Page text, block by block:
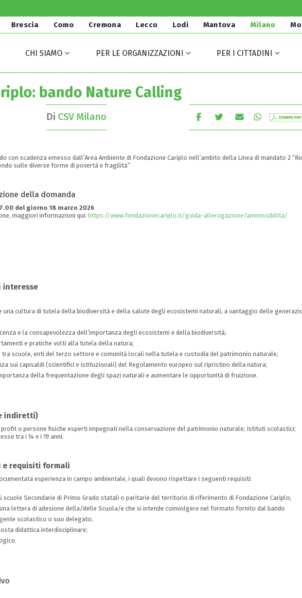
Brescia Como Cremona Lecco Lodi Mantova Milano
CHI SIAMO PER LE ORGANIZZAZIONI PER I CITTADINI
bando Nature Calling
Di CSV Milano
con scadenza emesso dall’Area Ambiente di Fondazione Cariplo nell’ambito della Linea di mandato 2
sulle diverse forme di povertà e fragilità”
della domanda
del giorno 18 marzo 2026
maggiori informazioni qui: https://www.fondazionecariplo.it/guida-allerogazione/ammissibilita/
interesse
una cultura di tutela della biodiversità e della salute degli ecosistemi naturali, a vantaggio delle
e la consapevolezza dell’importanza degli ecosistemi e della biodiversità;
e pratiche volti alla tutela della natura;
scuole, enti del terzo settore e comunità locali nella tutela e custodia del patrimonio naturale;
sui capisaldi (scientifici e istituzionali) del Regolamento europeo sul ripristino della natura;
della frequentazione degli spazi naturali e aumentare le opportunità di fruizione.
indiretti)
o persone fisiche esperti impegnati nella conservazione del patrimonio naturale; Istituti scolastici;
tra i 14 e i 19 anni.
e requisiti formali
esperienza in campo ambientale, i quali devono rispettare i seguenti requisiti:
scuole Secondarie di Primo Grado statali o paritarie del territorio di riferimento di Fondazione Cariplo;
lettera di adesione della/delle Scuola/e che si intende coinvolgere nel formato fornito dal bando
scolastico o suo delegato;
didattica interdisciplinare;